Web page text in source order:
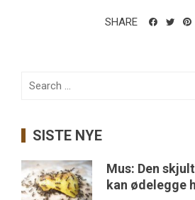
SHARE
Search
SISTE NYE
Mus: Den
kan ødelegge